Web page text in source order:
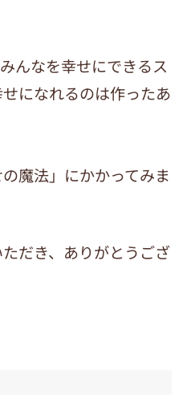
んなを幸せにできるス
になれるのは作ったあ
魔法」にかかってみま
だき、ありがとうござ